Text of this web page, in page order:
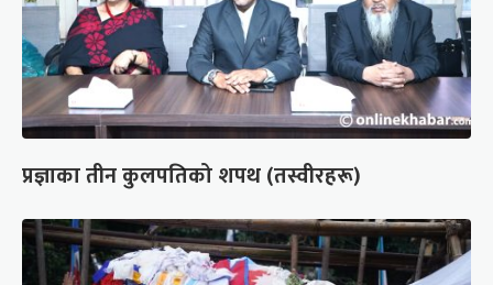
प्रज्ञाका तीन कुलपतिको शपथ (तस्वीरहरू)